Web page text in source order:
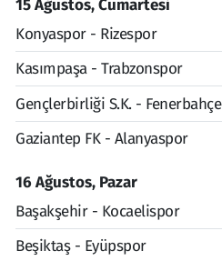
15 Ağustos, Cumartesi
Konyaspor - Rizespor
Kasımpaşa - Trabzonspor
Gençlerbirliği S.K. - Fenerbahçe
Gaziantep FK - Alanyaspor
16 Ağustos, Pazar
Başakşehir - Kocaelispor
Beşiktaş - Eyüpspor